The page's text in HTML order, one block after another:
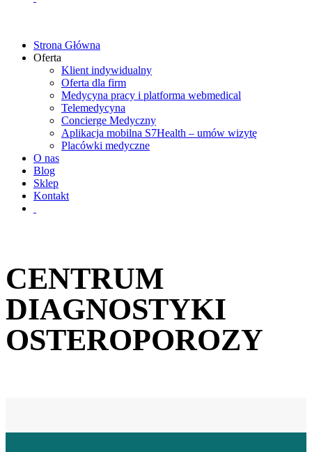
Strona Główna
Oferta
Klient indywidualny
Oferta dla firm
Medycyna pracy i platforma webmedical
Telemedycyna
Concierge Medyczny
Aplikacja mobilna S7Health – umów wizytę
Placówki medyczne
O nas
Blog
Sklep
Kontakt
CENTRUM
DIAGNOSTYKI
OSTEROPOROZY